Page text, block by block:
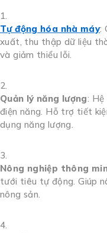
Tự động hóa nhà máy:
xuất, thu thập dữ liệu
và giảm thiểu lỗi.
Quản lý năng lượng:
điện năng. Hỗ trợ tiết
dụng năng lượng.
Nông nghiệp thông
tưới tiêu tự động. Giúp
nông sản.